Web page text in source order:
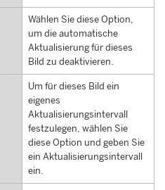
Wählen Sie diese Option,
um die automatische
Aktualisierung für dieses
Bild zu deaktivieren.
Um für dieses Bild ein
eigenes
Aktualisierungsintervall
festzulegen, wählen Sie
diese Option und geben Sie
ein Aktualisierungsintervall
ein.